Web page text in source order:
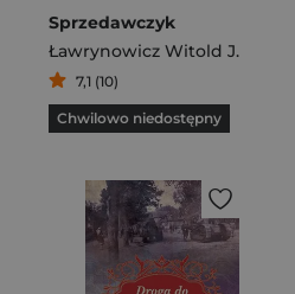
Sprzedawczyk
Ławrynowicz Witold J.
7,1 (10)
Chwilowo niedostępny